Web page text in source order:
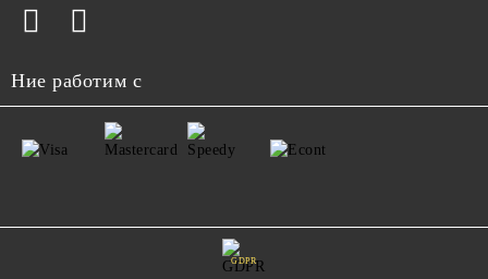
Ние работим с
GDPR